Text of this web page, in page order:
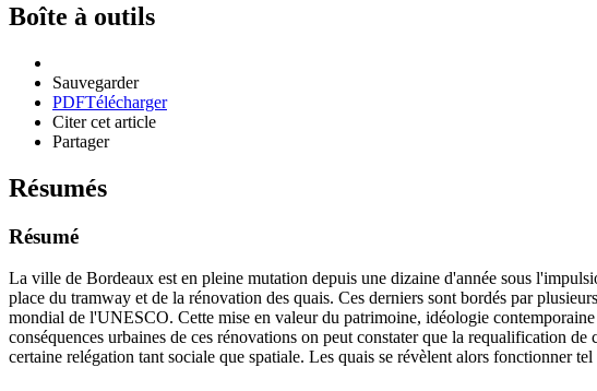
Boîte à outils
Sauvegarder
PDFTélécharger
Citer cet article
Partager
Résumés
Résumé
La ville de Bordeaux est en pleine mutation depuis une dizaine d'année sous
place du tramway et de la rénovation des quais. Ces derniers sont bordés par
mondial de l'UNESCO. Cette mise en valeur du patrimoine, idéologie
conséquences urbaines de ces rénovations on peut constater que la requalification
certaine relégation tant sociale que spatiale. Les quais se révèlent alors fonctionner